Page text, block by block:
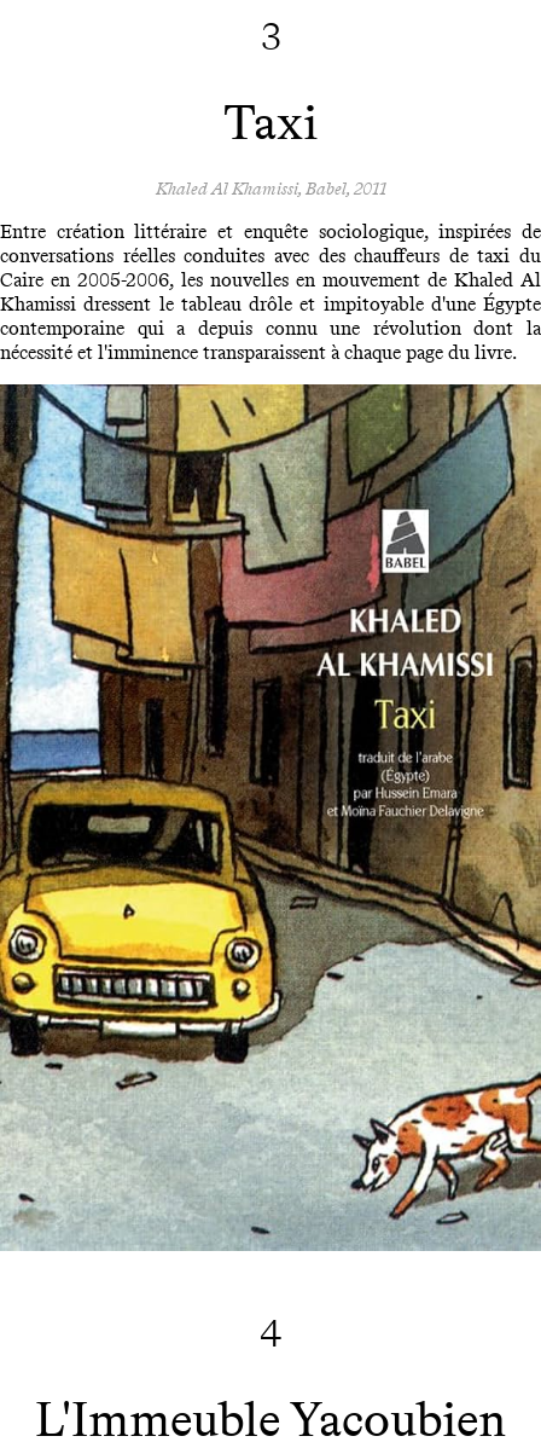
3
Taxi
Khaled Al Khamissi, Babel, 2011
Entre création littéraire et enquête sociologique, inspirées de
conversations réelles conduites avec des chauffeurs de taxi du
Caire en 2005-2006, les nouvelles en mouvement de Khaled Al
Khamissi dressent le tableau drôle et impitoyable d'une Égypte
contemporaine qui a depuis connu une révolution dont la
nécessité et l'imminence transparaissent à chaque page du livre.
4
L'Immeuble Yacoubien